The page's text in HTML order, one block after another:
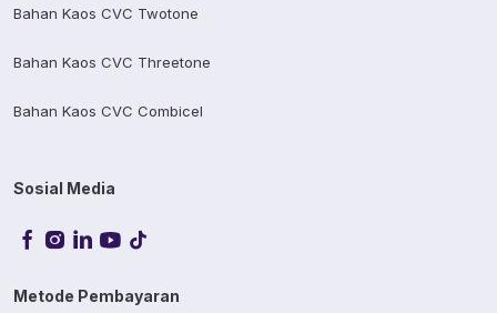
Bahan Kaos CVC Twotone
Bahan Kaos CVC Threetone
Bahan Kaos CVC Combicel
Sosial Media
Metode Pembayaran